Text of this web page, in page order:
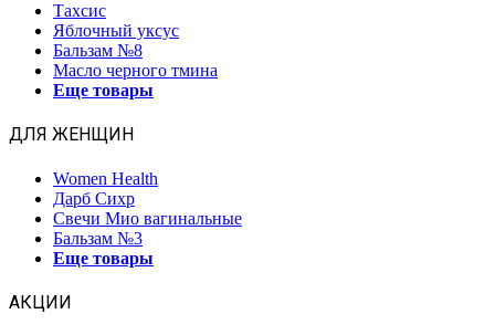
Тахсис
Яблочный уксус
Бальзам №8
Масло черного тмина
Еще товары
ДЛЯ ЖЕНЩИН
Women Health
Дарб Сихр
Свечи Мио вагинальные
Бальзам №3
Еще товары
АКЦИИ